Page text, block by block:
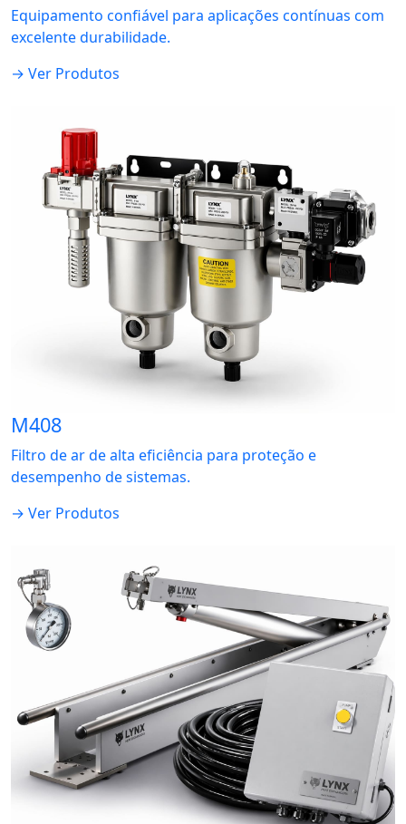
Equipamento confiável para aplicações contínuas com
excelente durabilidade.
→ Ver Produtos
M408
Filtro de ar de alta eficiência para proteção e
desempenho de sistemas.
→ Ver Produtos